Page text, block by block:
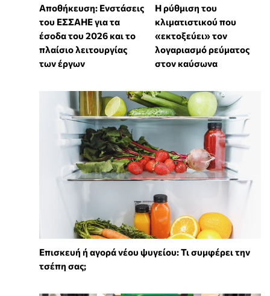
Αποθήκευση: Ενστάσεις
του ΕΣΣΑΗΕ για τα
έσοδα του 2026 και το
πλαίσιο λειτουργίας
των έργων
Η ρύθμιση του
κλιματιστικού που
«εκτοξεύει» τον
λογαριασμό ρεύματος
στον καύσωνα
Επισκευή ή αγορά νέου ψυγείου: Τι συμφέρει την
τσέπη σας;